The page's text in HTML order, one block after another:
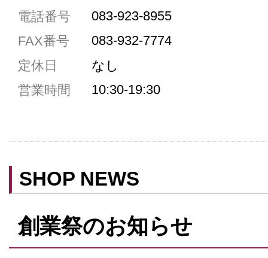
共用トイレ
女性用トイレ
禁煙
予約可
電話番号
083-923-8955
FAX番号
083-932-7774
定休日
なし
営業時間
10:30-19:30
SHOP NEWS
創業祭のお知らせ